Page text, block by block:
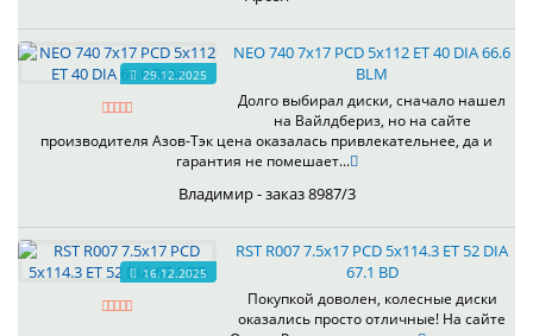
29.12.2025
NEO 740 7x17 PCD 5x112 ET 40 DIA 66.6
BLM
Долго выбирал диски, сначало нашел
на Вайлдбериз, но на сайте
производителя Азов-Тэк цена оказалась привлекательнее, да и
гарантия не помешает...
Владимир - заказ 8987/3
16.12.2025
RST R007 7.5x17 PCD 5x114.3 ET 52 DIA
67.1 BD
Покупкой доволен, колесные диски
оказались просто отличные! На сайте